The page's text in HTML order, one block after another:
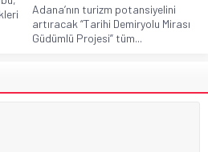
Adana’nın turizm potansiyelini
artıracak “Tarihi Demiryolu Mirası
Güdümlü Projesi” tüm...